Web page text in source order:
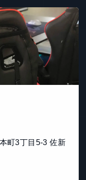
町3丁目5-3 佐新